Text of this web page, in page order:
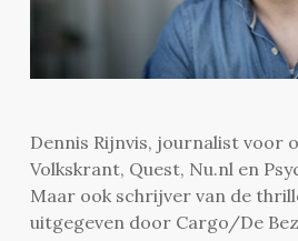
Dennis Rijnvis, journalist voor
Volkskrant, Quest, Nu.nl en
Maar ook schrijver van de
uitgegeven door Cargo/De